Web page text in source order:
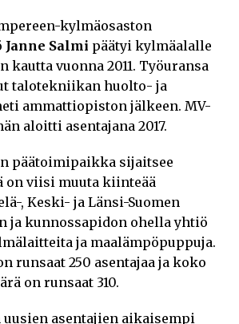
kylmäosaston
Janne Salmi päätyi kylmäalalle
kautta vuonna 2011. Työuransa
talotekniikan huolto- ja
ammattiopiston jälkeen. MV-
aloitti asentajana 2017.
päätoimipaikka sijaitsee
on viisi muuta kiinteää
, Keski- ja Länsi-Suomen
ja kunnossapidon ohella yhtiö
ja maalämpöpuppuja.
runsaat 250 asentajaa ja koko
on runsaat 310.
uusien asentajien aikaisempi